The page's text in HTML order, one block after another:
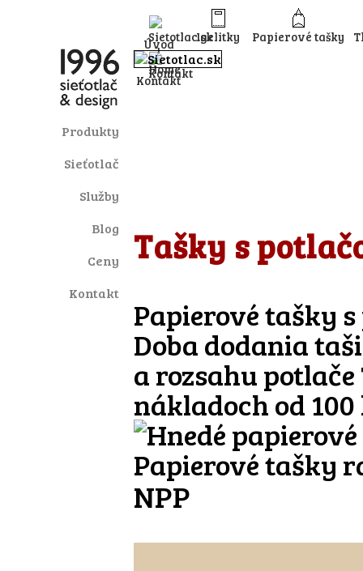
Produkty
Sieťotlač
Služby
Blog
Ceny
Kontakt
Úvod Igelitky Papierové tašky
Kontakt
Tašky s
Papierové tašky
Doba dodania
a rozsahu
nákladoch od
Papierové tašky
NPP